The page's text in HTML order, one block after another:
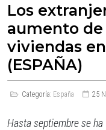
Los
aumento
viviendas
(ESPAÑA)
Categoría: España 25
Hasta septiembre se